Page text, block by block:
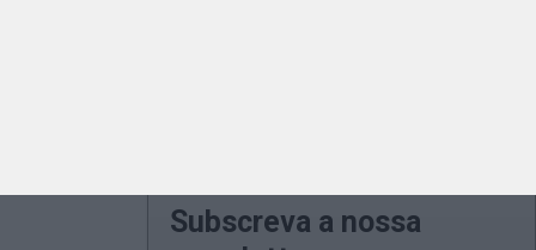
Subscreva a nossa